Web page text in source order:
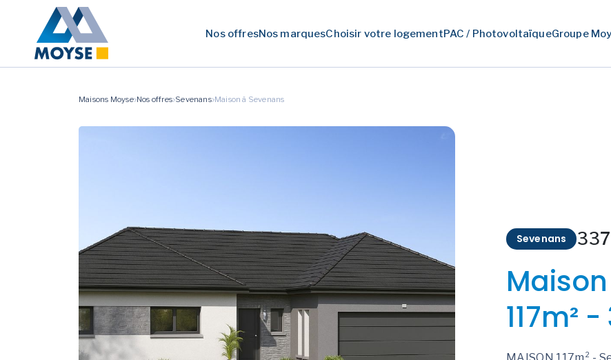
Nos offresNos marquesChoisir votre logementPAC / PhotovoltaïqueGroupe
Maisons Moyse Nos offres Sevenans Maison à Sevenans
Sevenans
117m²